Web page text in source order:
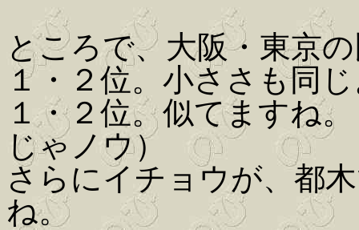
ところで、大阪・東京
１・２位。小ささも同
１・２位。似てますね
じゃノウ）
さらにイチョウが、都
ね。